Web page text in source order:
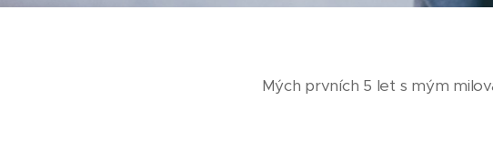
Mých prvních 5 let s mým